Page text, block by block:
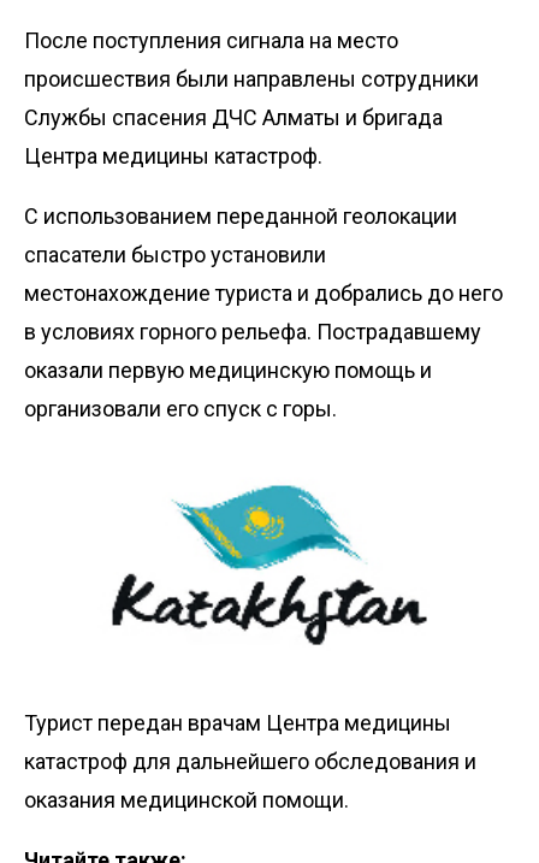
После поступления сигнала на место
происшествия были направлены сотрудники
Службы спасения ДЧС Алматы и бригада
Центра медицины катастроф.
С использованием переданной геолокации
спасатели быстро установили
местонахождение туриста и добрались до него
в условиях горного рельефа. Пострадавшему
оказали первую медицинскую помощь и
организовали его спуск с горы.
Турист передан врачам Центра медицины
катастроф для дальнейшего обследования и
оказания медицинской помощи.